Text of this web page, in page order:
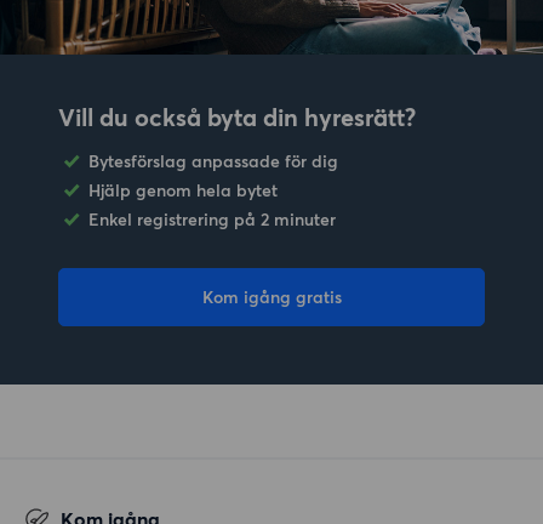
Vill du också byta din hyresrätt?
Bytesförslag anpassade för dig
Hjälp genom hela bytet
Enkel registrering på 2 minuter
Kom igång gratis
Kom igång